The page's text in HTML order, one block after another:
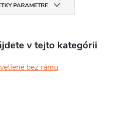
PARAMETRE
v tejto kategórii
bez rámu